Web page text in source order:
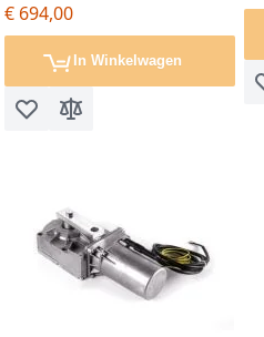
€ 694,00
In Winkelwagen
Voeg toe aan verlanglijst
Toevoegen om te